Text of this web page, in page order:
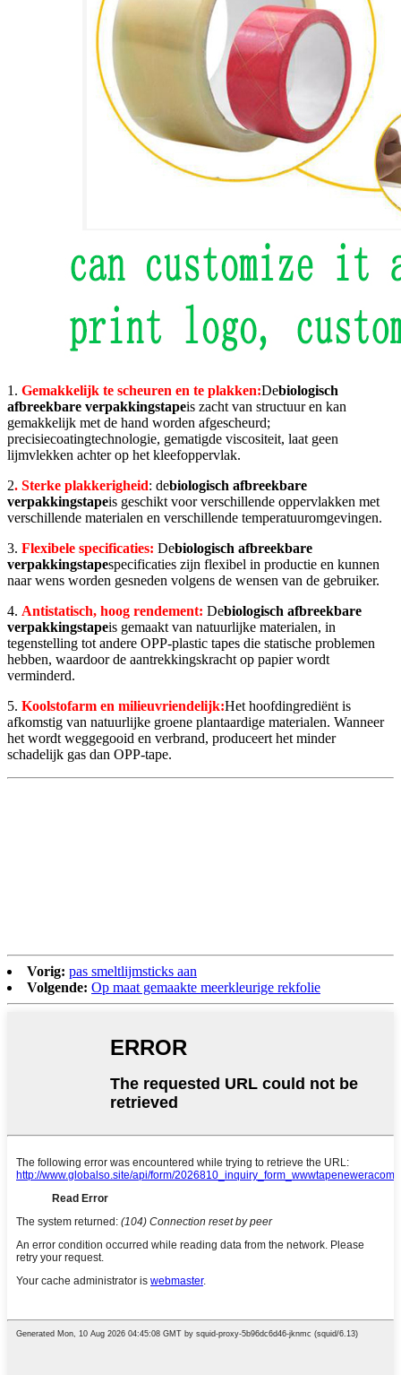
1. Gemakkelijk te scheuren en te plakken:Debiologisch
afbreekbare verpakkingstapeis zacht van structuur en kan
gemakkelijk met de hand worden afgescheurd;
precisiecoatingtechnologie, gematigde viscositeit, laat geen
lijmvlekken achter op het kleefoppervlak.
2. Sterke plakkerigheid: debiologisch afbreekbare
verpakkingstapeis geschikt voor verschillende oppervlakken met
verschillende materialen en verschillende temperatuuromgevingen.
3. Flexibele specificaties: Debiologisch afbreekbare
verpakkingstapespecificaties zijn flexibel in productie en kunnen
naar wens worden gesneden volgens de wensen van de gebruiker.
4. Antistatisch, hoog rendement: Debiologisch afbreekbare
verpakkingstapeis gemaakt van natuurlijke materialen, in
tegenstelling tot andere OPP-plastic tapes die statische problemen
hebben, waardoor de aantrekkingskracht op papier wordt
verminderd.
5. Koolstofarm en milieuvriendelijk:Het hoofdingrediënt is
afkomstig van natuurlijke groene plantaardige materialen. Wanneer
het wordt weggegooid en verbrand, produceert het minder
schadelijk gas dan OPP-tape.
Vorig: pas smeltlijmsticks aan
Volgende: Op maat gemaakte meerkleurige rekfolie